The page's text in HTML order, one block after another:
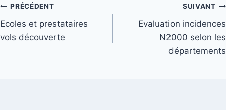
Navigation
de
PRÉCÉDENT
Ecoles et prestataires
vols découverte
SUIVANT
Evaluation incidences
N2000 selon les
départements